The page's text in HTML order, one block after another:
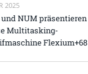
2025
NUM präsentieren
Multitasking-
Flexium+68